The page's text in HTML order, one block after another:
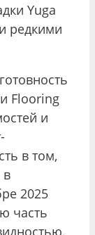
Yuga
редкими
Flooring
и
в том,
в
2025
часть